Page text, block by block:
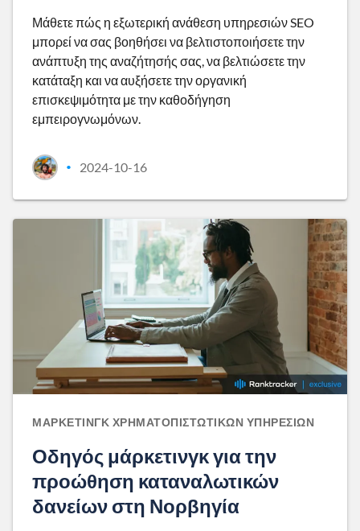
Μάθετε πώς η εξωτερική ανάθεση υπηρεσιών SEO
μπορεί να σας βοηθήσει να βελτιστοποιήσετε την
ανάπτυξη της αναζήτησής σας, να βελτιώσετε την
κατάταξη και να αυξήσετε την οργανική
επισκεψιμότητα με την καθοδήγηση
εμπειρογνωμόνων.
• 2024-10-16
ΜΆΡΚΕΤΙΝΓΚ ΧΡΗΜΑΤΟΠΙΣΤΩΤΙΚΏΝ ΥΠΗΡΕΣΙΏΝ
Οδηγός μάρκετινγκ για την
προώθηση καταναλωτικών
δανείων στη Νορβηγία